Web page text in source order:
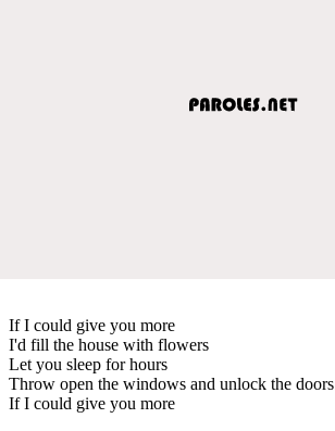
If I could give you more
I'd fill the house with flowers
Let you sleep for hours
Throw open the windows and unlock the doors
If I could give you more